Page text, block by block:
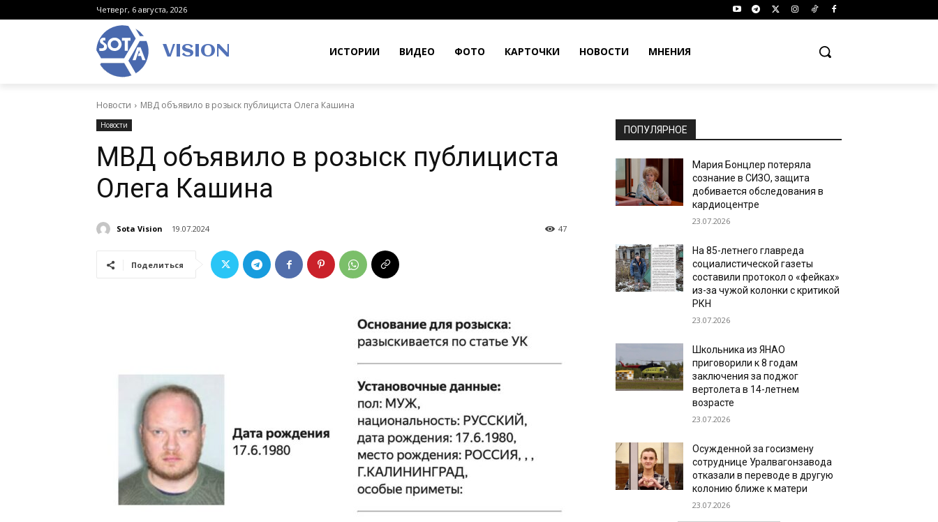
Четверг, 6 августа, 2026
VISION ИСТОРИИ ВИДЕО ФОТО КАРТОЧКИ НОВОСТИ МНЕНИЯ
Новости МВД объявило в розыск публициста Олега Кашина
Новости
МВД объявило в розыск публициста
Олега Кашина
Sota Vision 19.07.2024 47
Поделиться
ПОПУЛЯРНОЕ
Мария Бонцлер потеряла
сознание в СИЗО, защита
добивается обследования в
кардиоцентре
23.07.2026
На 85-летнего главреда
социалистической газеты
составили протокол о «фейках»
из-за чужой колонки с критикой
РКН
23.07.2026
Школьника из ЯНАО
приговорили к 8 годам
заключения за поджог
вертолета в 14-летнем
возрасте
23.07.2026
Осужденной за госизмену
сотруднице Уралвагонзавода
отказали в переводе в другую
колонию ближе к матери
23.07.2026